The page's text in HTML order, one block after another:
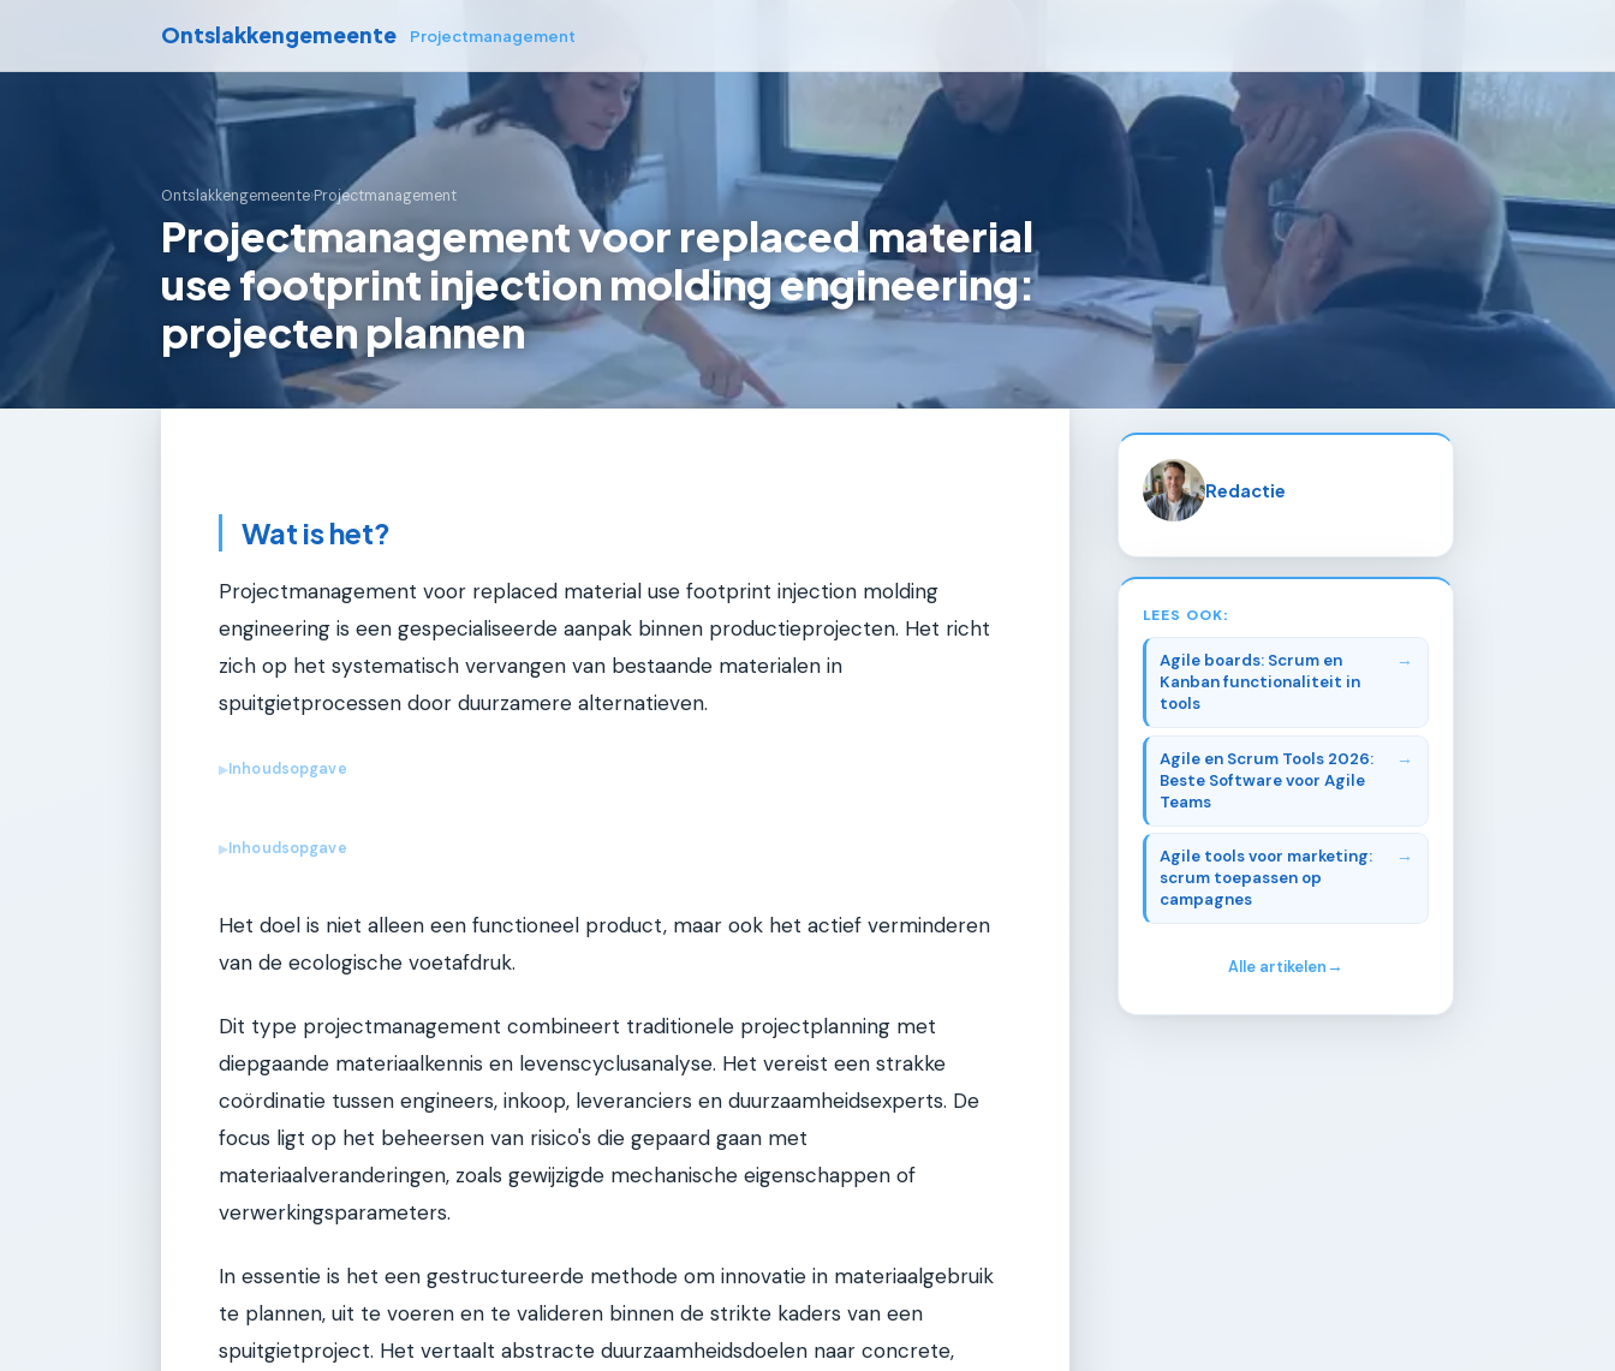
Ontslakkengemeente Projectmanagement
Ontslakkengemeente›Projectmanagement
Projectmanagement voor replaced material
use footprint injection molding engineering:
projecten plannen
Wat is het?
Projectmanagement voor replaced material use footprint injection molding
engineering is een gespecialiseerde aanpak binnen productieprojecten. Het richt
zich op het systematisch vervangen van bestaande materialen in
spuitgietprocessen door duurzamere alternatieven.
▶Inhoudsopgave
▶Inhoudsopgave
Het doel is niet alleen een functioneel product, maar ook het actief verminderen
van de ecologische voetafdruk.
Dit type projectmanagement combineert traditionele projectplanning met
diepgaande materiaalkennis en levenscyclusanalyse. Het vereist een strakke
coördinatie tussen engineers, inkoop, leveranciers en duurzaamheidsexperts. De
focus ligt op het beheersen van risico's die gepaard gaan met
materiaalveranderingen, zoals gewijzigde mechanische eigenschappen of
verwerkingsparameters.
In essentie is het een gestructureerde methode om innovatie in materiaalgebruik
te plannen, uit te voeren en te valideren binnen de strikte kaders van een
spuitgietproject. Het vertaalt abstracte duurzaamheidsdoelen naar concrete,
Redactie
LEES OOK:
Agile boards: Scrum en
Kanban functionaliteit in
tools
Agile en Scrum Tools 2026:
Beste Software voor Agile
Teams
Agile tools voor marketing:
scrum toepassen op
campagnes
Alle artikelen